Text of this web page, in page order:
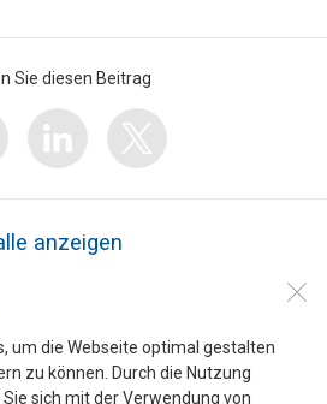
um die Webseite optimal gestalten
zu können. Durch die Nutzung
sich mit der Verwendung von
Sie diesen Beitrag
anzeigen
Straße 1A
51103